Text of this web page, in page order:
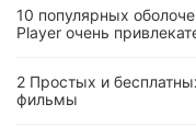
10 популярных
Player очень
2 Простых и
фильмы